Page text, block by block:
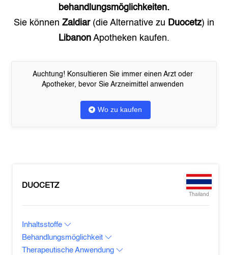
behandlungsmöglichkeiten.
Sie können Zaldiar(die Alternative zu Duocetz) in
Libanon Apotheken kaufen.
Auchtung! Konsultieren Sie immer einen Arzt oder
Apotheker, bevor Sie Arzneimittel anwenden
Wo zu kaufen
DUOCETZ
Thailand
Inhaltsstoffe
Behandlungsmöglichkeit
Therapeutische Anwendung